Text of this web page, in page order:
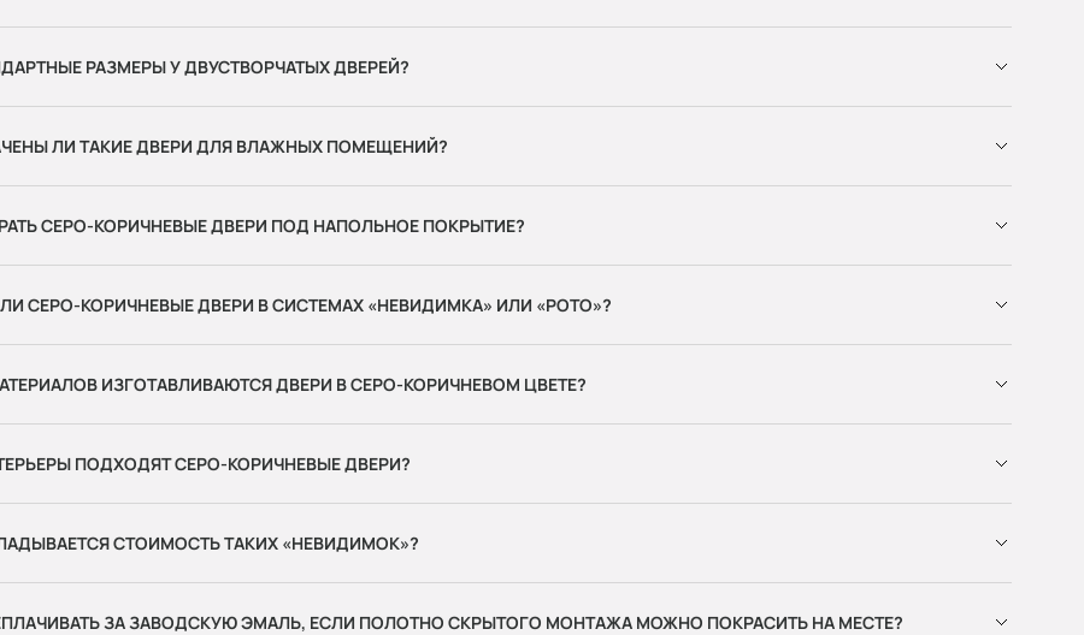
РАЗМЕРЫ У ДВУСТВОРЧАТЫХ ДВЕРЕЙ?
ЛИ ТАКИЕ ДВЕРИ ДЛЯ ВЛАЖНЫХ ПОМЕЩЕНИЙ?
СЕРО-КОРИЧНЕВЫЕ ДВЕРИ ПОД НАПОЛЬНОЕ ПОКРЫТИЕ?
СЕРО-КОРИЧНЕВЫЕ ДВЕРИ В СИСТЕМАХ «НЕВИДИМКА» ИЛИ «РОТО»?
ИЗГОТАВЛИВАЮТСЯ ДВЕРИ В СЕРО-КОРИЧНЕВОМ ЦВЕТЕ?
ПОДХОДЯТ СЕРО-КОРИЧНЕВЫЕ ДВЕРИ?
СТОИМОСТЬ ТАКИХ «НЕВИДИМОК»?
ЗА ЗАВОДСКУЮ ЭМАЛЬ, ЕСЛИ ПОЛОТНО СКРЫТОГО МОНТАЖА МОЖНО ПОКРАСИТЬ НА МЕСТЕ?